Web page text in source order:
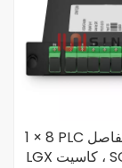
1 × 8 PLC الألياف الفاصل ،
LGX كاسيت ، SC / APC ،